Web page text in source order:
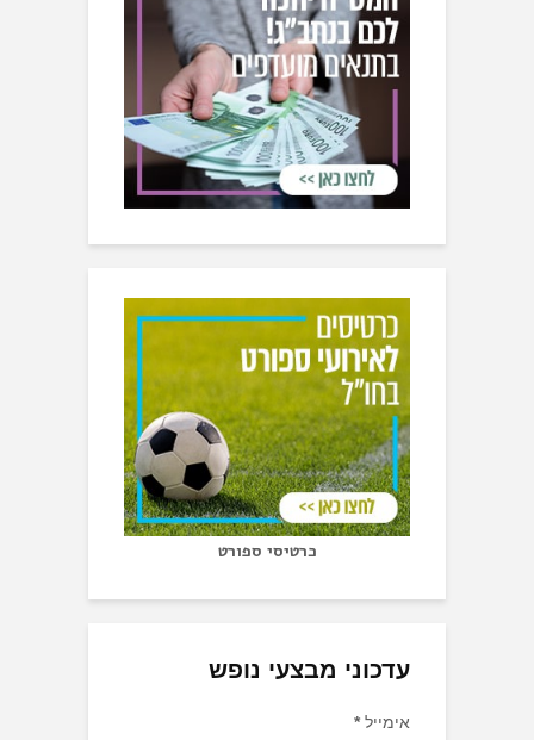
כרטיסי ספורט
עדכוני מבצעי נופש
אימייל*